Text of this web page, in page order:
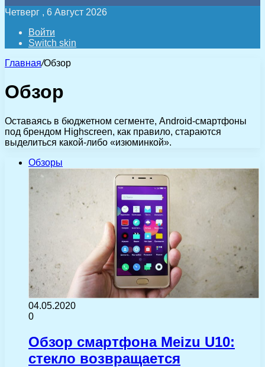
Четверг , 6 Август 2026
Войти
Switch skin
Главная/Обзор
Обзор
Оставаясь в бюджетном сегменте, Android-смартфоны
под брендом Highscreen, как правило, стараются
выделиться какой-либо «изюминкой».
Обзоры
04.05.2020
0
Обзор смартфона Meizu U10:
стекло возвращается